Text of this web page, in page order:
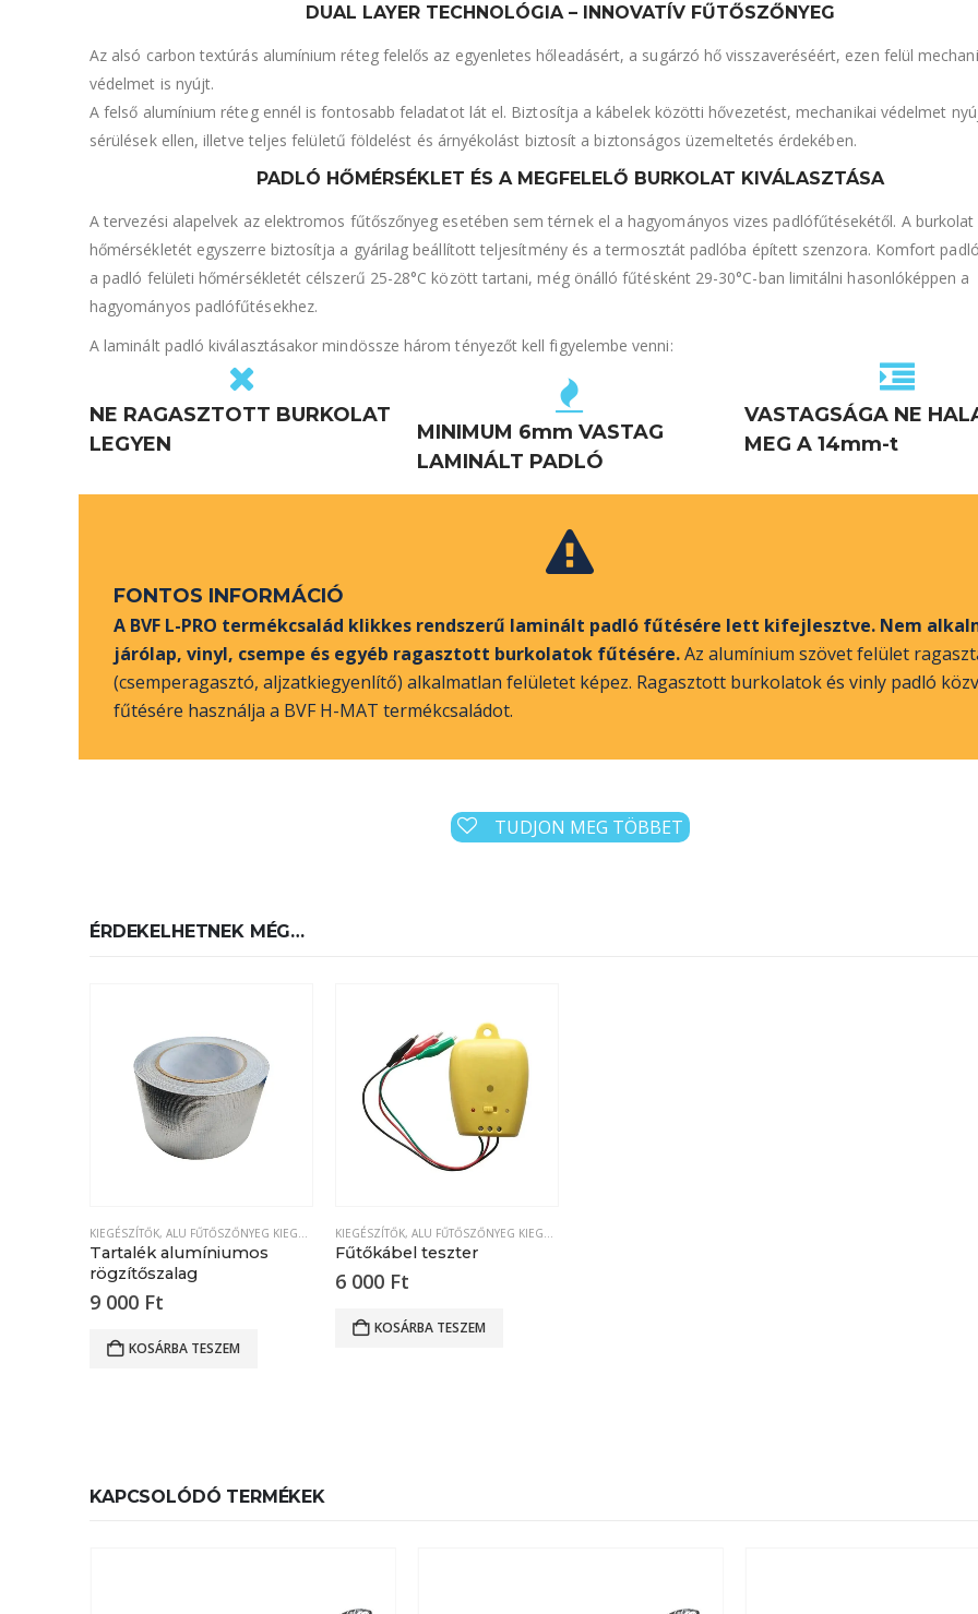
DUAL LAYER TECHNOLÓGIA – INNOVATÍV FŰTŐSZŐNYEG
Az alsó carbon textúrás alumínium réteg felelős az egyenletes hőleadásért, a sugárzó hő visszaveréséért, ezen felül
védelmet is nyújt.
A felső alumínium réteg ennél is fontosabb feladatot lát el. Biztosítja a kábelek közötti hővezetést, mechanikai védelmet
sérülések ellen, illetve teljes felületű földelést és árnyékolást biztosít a biztonságos üzemeltetés érdekében.
PADLÓ HŐMÉRSÉKLET ÉS A MEGFELELŐ BURKOLAT KIVÁLASZTÁSA
A tervezési alapelvek az elektromos fűtőszőnyeg esetében sem térnek el a hagyományos vizes padlófűtésekétől. A
hőmérsékletét egyszerre biztosítja a gyárilag beállított teljesítmény és a termosztát padlóba épített szenzora. Komfort
a padló felületi hőmérsékletét célszerű 25-28°C között tartani, még önálló fűtésként 29-30°C-ban limitálni hasonlóképpen a
hagyományos padlófűtésekhez.
A laminált padló kiválasztásakor mindössze három tényezőt kell figyelembe venni:
NE RAGASZTOTT BURKOLAT
LEGYEN
MINIMUM 6mm VASTAG
LAMINÁLT PADLÓ
VASTAGSÁGA NE
MEG A 14mm-t
FONTOS INFORMÁCIÓ
A BVF L-PRO termékcsalád klikkes rendszerű laminált padló fűtésére lett kifejlesztve. Nem
járólap, vinyl, csempe és egyéb ragasztott burkolatok fűtésére.Az alumínium szövet felület
(csemperagasztó, aljzatkiegyenlítő) alkalmatlan felületet képez. Ragasztott burkolatok és vinly padló
fűtésére használja a BVF H-MAT termékcsaládot.
TUDJON MEG TÖBBET
ÉRDEKELHETNEK MÉG…
KIEGÉSZÍTŐK, ALU FŰTŐSZŐNYEG KIEGÉSZÍTŐK
Tartalék alumíniumos
rögzítőszalag
9 000 Ft
KOSÁRBA TESZEM
KIEGÉSZÍTŐK, ALU FŰTŐSZŐNYEG KIEGÉSZÍTŐK
Fűtőkábel teszter
6 000 Ft
KOSÁRBA TESZEM
KAPCSOLÓDÓ TERMÉKEK